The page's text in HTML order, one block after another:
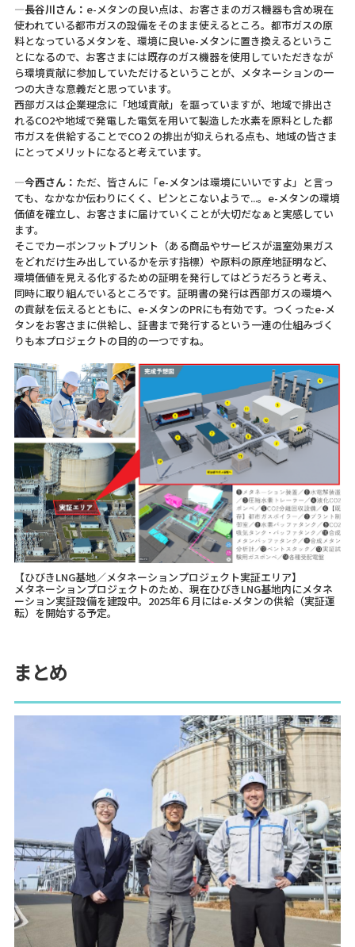
―長谷川さん： e-メタンの良い点は、お客さまのガス機器も含め現在
使われている都市ガスの設備をそのまま使えるところ。都市ガスの原
料となっているメタンを、環境に良いe-メタンに置き換えるというこ
とになるので、お客さまには既存のガス機器を使用していただきなが
ら環境貢献に参加していただけるということが、メタネーションの一
つの大きな意義だと思っています。
西部ガスは企業理念に「地域貢献」を謳っていますが、地域で排出さ
れるCO2や地域で発電した電気を用いて製造した水素を原料とした都
市ガスを供給することでCO２の排出が抑えられる点も、地域の皆さま
にとってメリットになると考えています。
―今西さん： ただ、皆さんに「e-メタンは環境にいいですよ」と言っ
ても、なかなか伝わりにくく、ピンとこないようで...。e-メタンの環境
価値を確立し、お客さまに届けていくことが大切だなぁと実感してい
ます。
そこでカーボンフットプリント（ある商品やサービスが温室効果ガス
をどれだけ生み出しているかを示す指標）や原料の原産地証明など、
環境価値を見える化するための証明を発行してはどうだろうと考え、
同時に取り組んでいるところです。証明書の発行は西部ガスの環境へ
の貢献を伝えるとともに、e-メタンのPRにも有効です。つくったe-メ
タンをお客さまに供給し、証書まで発行するという一連の仕組みづく
りも本プロジェクトの目的の一つですね。
【ひびきLNG基地／メタネーションプロジェクト実証エリア】
メタネーションプロジェクトのため、現在ひびきLNG基地内にメタネ
ーション実証設備を建設中。2025年６月にはe-メタンの供給（実証運
転）を開始する予定。
まとめ